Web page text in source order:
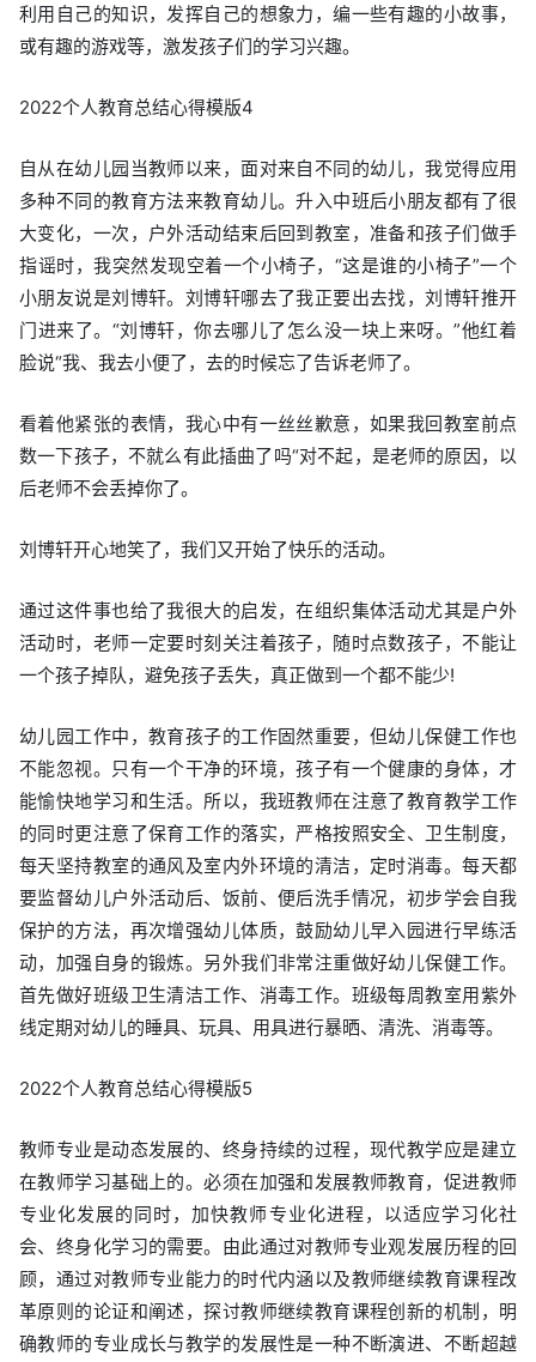
利用自己的知识，发挥自己的想象力，编一些有趣的小故事，
或有趣的游戏等，激发孩子们的学习兴趣。
2022个人教育总结心得模版4
自从在幼儿园当教师以来，面对来自不同的幼儿，我觉得应用
多种不同的教育方法来教育幼儿。升入中班后小朋友都有了很
大变化，一次，户外活动结束后回到教室，准备和孩子们做手
指谣时，我突然发现空着一个小椅子，“这是谁的小椅子”一个
小朋友说是刘博轩。刘博轩哪去了我正要出去找，刘博轩推开
门进来了。“刘博轩，你去哪儿了怎么没一块上来呀。”他红着
脸说“我、我去小便了，去的时候忘了告诉老师了。
看着他紧张的表情，我心中有一丝丝歉意，如果我回教室前点
数一下孩子，不就么有此插曲了吗“对不起，是老师的原因，以
后老师不会丢掉你了。
刘博轩开心地笑了，我们又开始了快乐的活动。
通过这件事也给了我很大的启发，在组织集体活动尤其是户外
活动时，老师一定要时刻关注着孩子，随时点数孩子，不能让
一个孩子掉队，避免孩子丢失，真正做到一个都不能少!
幼儿园工作中，教育孩子的工作固然重要，但幼儿保健工作也
不能忽视。只有一个干净的环境，孩子有一个健康的身体，才
能愉快地学习和生活。所以，我班教师在注意了教育教学工作
的同时更注意了保育工作的落实，严格按照安全、卫生制度，
每天坚持教室的通风及室内外环境的清洁，定时消毒。每天都
要监督幼儿户外活动后、饭前、便后洗手情况，初步学会自我
保护的方法，再次增强幼儿体质，鼓励幼儿早入园进行早练活
动，加强自身的锻炼。另外我们非常注重做好幼儿保健工作。
首先做好班级卫生清洁工作、消毒工作。班级每周教室用紫外
线定期对幼儿的睡具、玩具、用具进行暴晒、清洗、消毒等。
2022个人教育总结心得模版5
教师专业是动态发展的、终身持续的过程，现代教学应是建立
在教师学习基础上的。必须在加强和发展教师教育，促进教师
专业化发展的同时，加快教师专业化进程，以适应学习化社
会、终身化学习的需要。由此通过对教师专业观发展历程的回
顾，通过对教师专业能力的时代内涵以及教师继续教育课程改
革原则的论证和阐述，探讨教师继续教育课程创新的机制，明
确教师的专业成长与教学的发展性是一种不断演进、不断超越